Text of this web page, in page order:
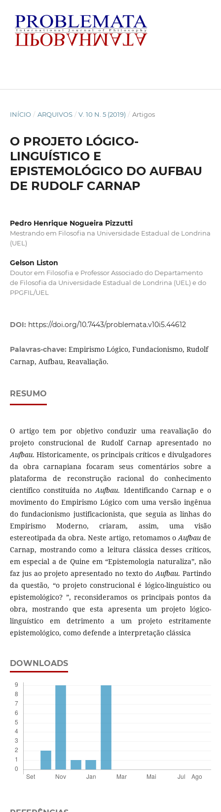
INÍCIO / ARQUIVOS / V. 10 N. 5 (2019) / Artigos
O PROJETO LÓGICO-
LINGUÍSTICO E
EPISTEMOLÓGICO DO AUFBAU
DE RUDOLF CARNAP
Pedro Henrique Nogueira Pizzutti
Mestrando em Filosofia na Universidade Estadual de Londrina
(UEL)
Gelson Liston
Doutor em Filosofia e Professor Associado do Departamento
de Filosofia da Universidade Estadual de Londrina (UEL) e do
PPGFIL/UEL
DOI: https://doi.org/10.7443/problemata.v10i5.44612
Palavras-chave: Empirismo Lógico, Fundacionismo, Rudolf
Carnap, Aufbau, Reavaliação.
RESUMO
O artigo tem por objetivo conduzir uma reavaliação do
projeto construcional de Rudolf Carnap apresentado no
Aufbau. Historicamente, os principais críticos e divulgadores
da obra carnapiana focaram seus comentários sobre a
plataforma de reconstrução racional do conhecimento
científico constituída noAufbau. Identificando Carnap e o
movimento do Empirismo Lógico com uma versão ingênua
do fundacionismo justificacionista, que seguia as linhas do
Empirismo Moderno, criaram, assim, uma visão
estereotipada da obra. Neste artigo, retomamos oAufbaude
Carnap, mostrando como a leitura clássica desses críticos,
em especial a de Quine em “Epistemologia naturaliza”, não
faz jus ao projeto apresentado no texto doAufbau. Partindo
da questão, “o projeto construcional é lógico-linguístico ou
epistemológico? ”, reconsideramos os principais pontos da
obra, mostrando que esta apresenta um projeto lógico-
linguístico em detrimento a um projeto estritamente
epistemológico, como defende a interpretação clássica
DOWNLOADS